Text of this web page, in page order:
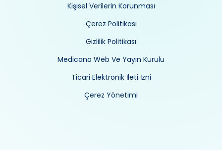
Kişisel Verilerin Korunması
Çerez Politikası
Gizlilik Politikası
Medicana Web Ve Yayın Kurulu
Ticari Elektronik İleti İzni
Çerez Yönetimi